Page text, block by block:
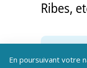
Ribes,
En poursuivant votre